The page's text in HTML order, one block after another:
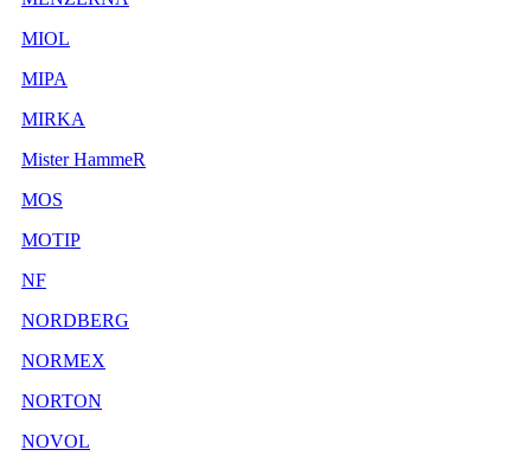
MIOL
MIPA
MIRKA
Mister HammeR
MOS
MOTIP
NF
NORDBERG
NORMEX
NORTON
NOVOL